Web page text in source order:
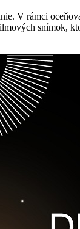
V rámci
snímok,